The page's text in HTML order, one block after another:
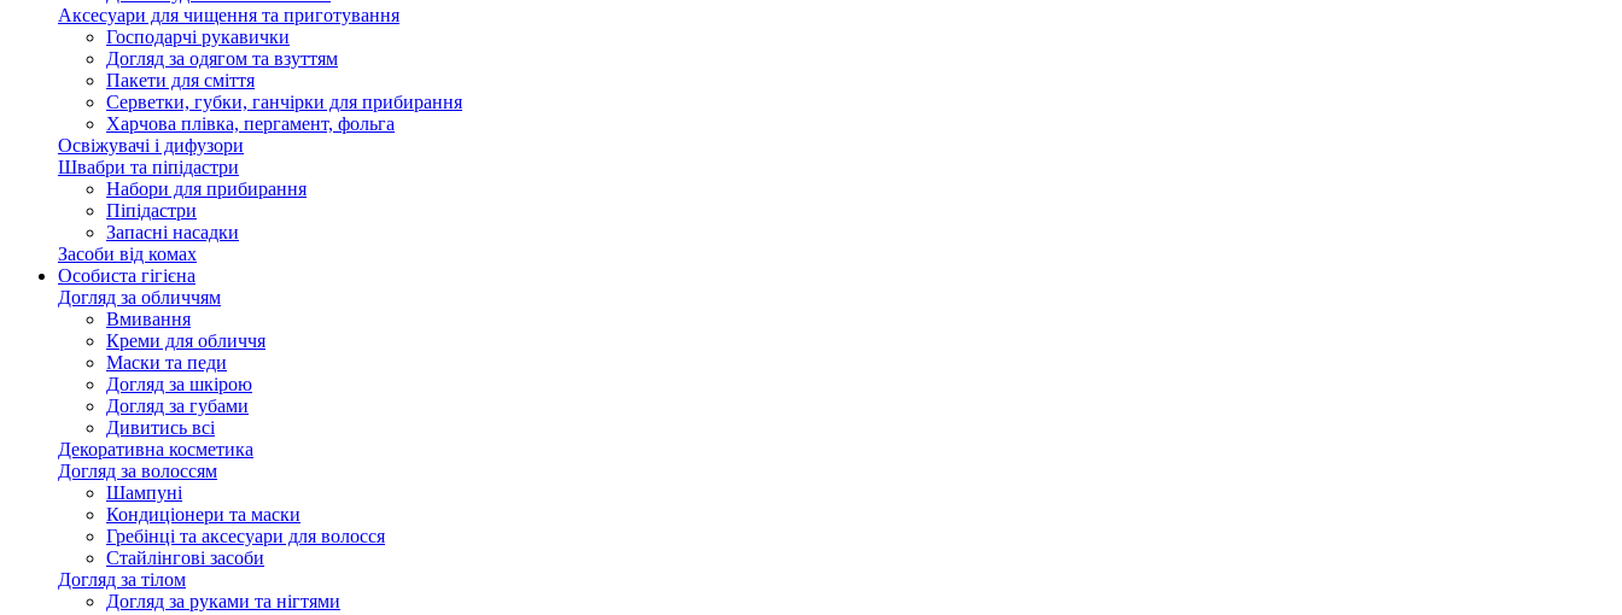
Аксесуари для чищення та приготування
Господарчі рукавички
Догляд за одягом та взуттям
Пакети для сміття
Серветки, губки, ганчірки для прибирання
Харчова плівка, пергамент, фольга
Освіжувачі і дифузори
Швабри та піпідастри
Набори для прибирання
Піпідастри
Запасні насадки
Засоби від комах
Особиста гігієна
Догляд за обличчям
Вмивання
Креми для обличчя
Маски та педи
Догляд за шкірою
Догляд за губами
Дивитись всі
Декоративна косметика
Догляд за волоссям
Шампуні
Кондиціонери та маски
Гребінці та аксесуари для волосся
Стайлінгові засоби
Догляд за тілом
Догляд за руками та нігтями